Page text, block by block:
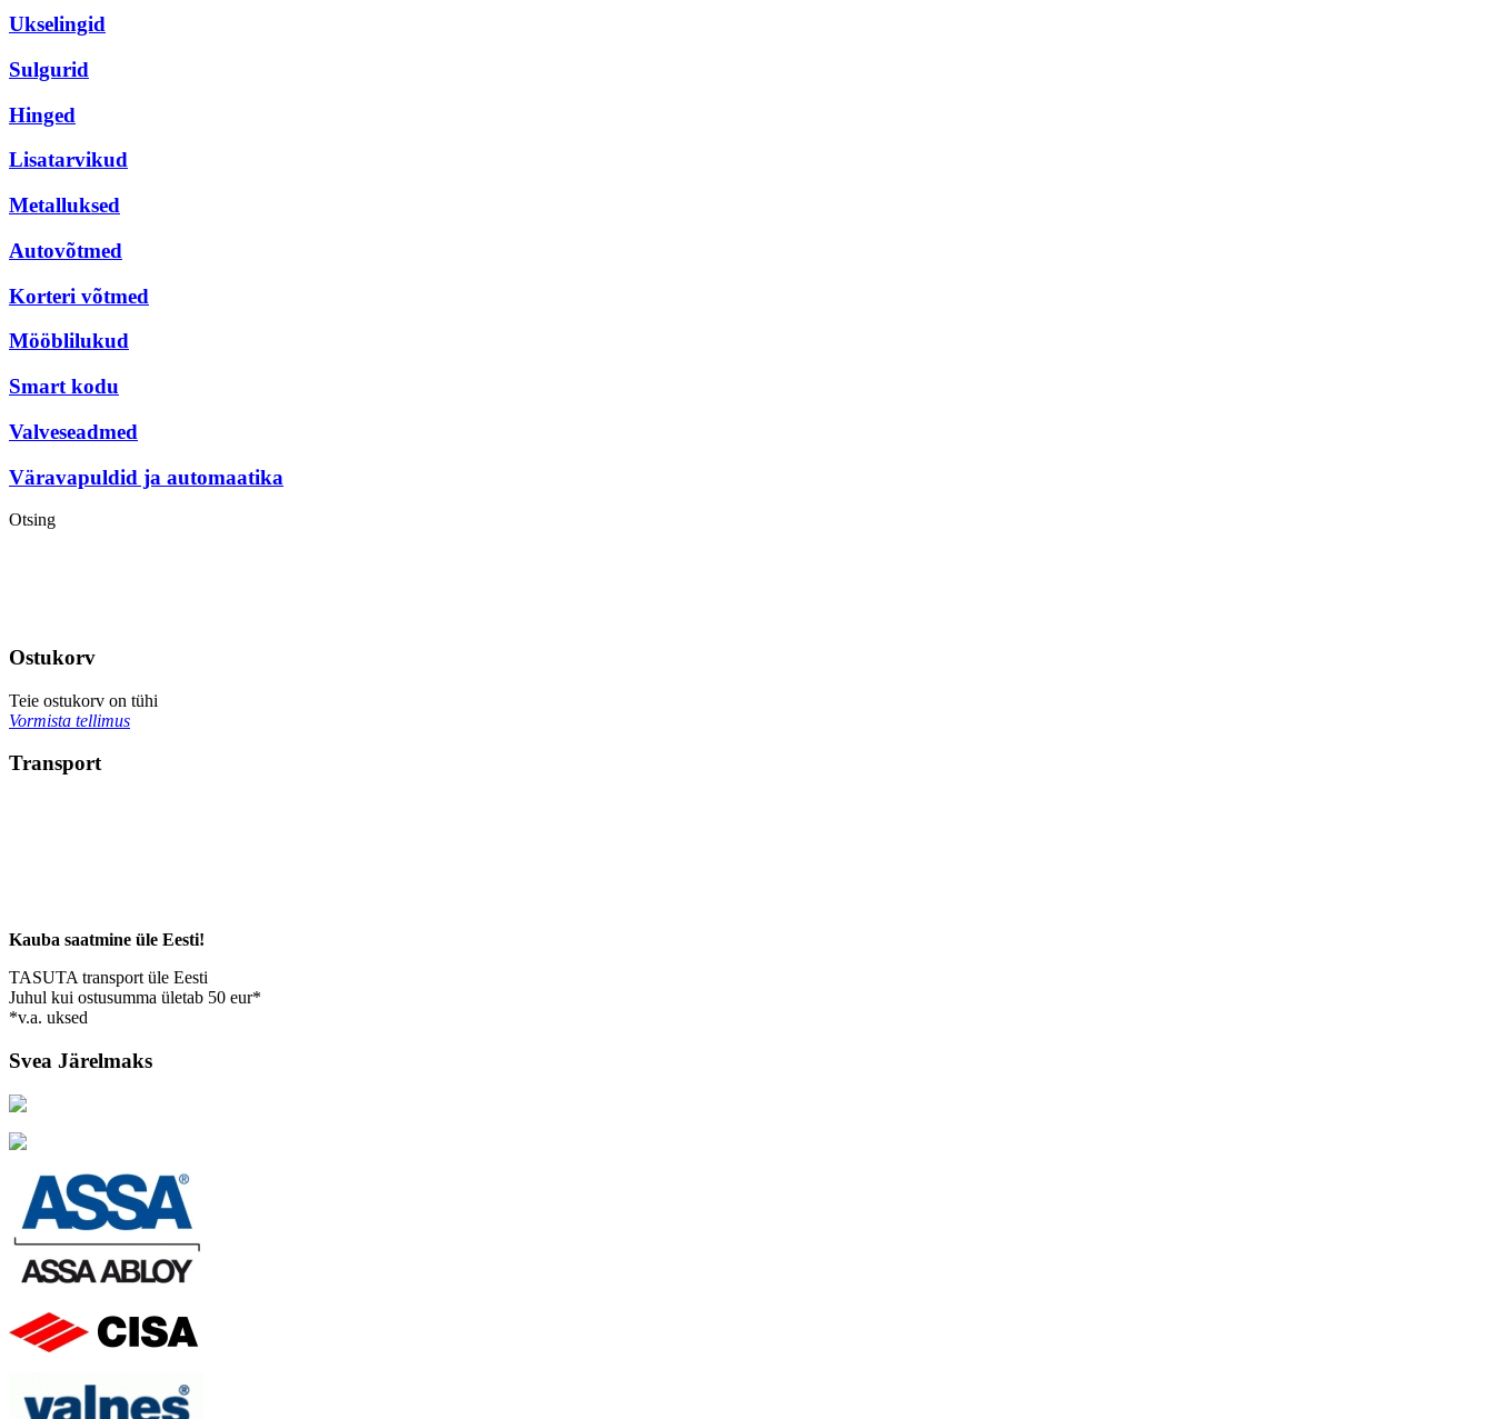
Ukselingid
Sulgurid
Hinged
Lisatarvikud
Metalluksed
Autovõtmed
Korteri võtmed
Mööblilukud
Smart kodu
Valveseadmed
Väravapuldid ja automaatika
Otsing
Ostukorv
Teie ostukorv on tühi
Vormista tellimus
Transport
Kauba saatmine üle Eesti!
TASUTA transport üle Eesti
Juhul kui ostusumma ületab 50 eur*
*v.a. uksed
Svea Järelmaks